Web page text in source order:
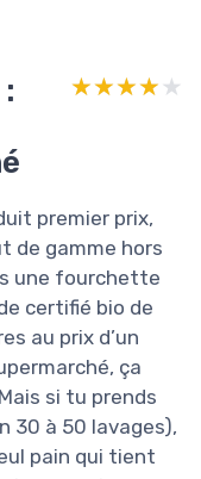
★★★★★
★★★★★
premier prix,
de gamme hors
une fourchette
certifié bio de
au prix d’un
ça
si tu prends
30 à 50 lavages),
pain qui tient